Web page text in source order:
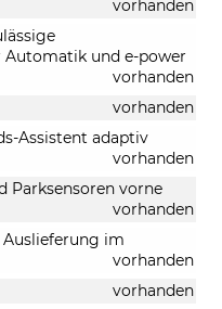
vorhanden
und e-power
vorhanden
vorhanden
Assistent adaptiv
vorhanden
Parksensoren vorne
vorhanden
Auslieferung im
vorhanden
vorhanden